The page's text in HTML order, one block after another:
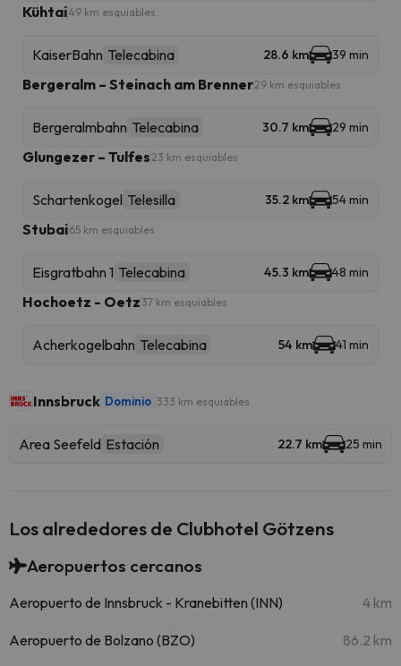
Kühtai49 km esquiables
KaiserBahn Telecabina 28.6 km 39 min
Bergeralm – Steinach am Brenner29 km esquiables
Bergeralmbahn Telecabina 30.7 km 29 min
Glungezer – Tulfes 23 km esquiables
Schartenkogel Telesilla 35.2 km 54 min
Stubai65 km esquiables
Eisgratbahn 1 Telecabina 45.3 km 48 min
Hochoetz - Oetz 37 km esquiables
Acherkogelbahn Telecabina 54 km 41 min
Innsbruck Dominio 333 km esquiables
Area Seefeld Estación 22.7 km 25 min
Los alrededores de Clubhotel Götzens
Aeropuertos cercanos
Aeropuerto de Innsbruck - Kranebitten (INN) 4 km
Aeropuerto de Bolzano (BZO) 86.2 km